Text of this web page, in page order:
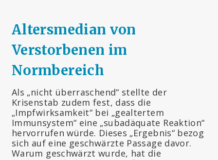
Altersmedian von
Verstorbenen im
Normbereich
Als „nicht überraschend“ stellte der
Krisenstab zudem fest, dass die
„Impfwirksamkeit“ bei „gealtertem
Immunsystem“ eine „subadäquate Reaktion“
hervorrufen würde. Dieses „Ergebnis“ bezog
sich auf eine geschwärzte Passage davor.
Warum geschwärzt wurde, hat die